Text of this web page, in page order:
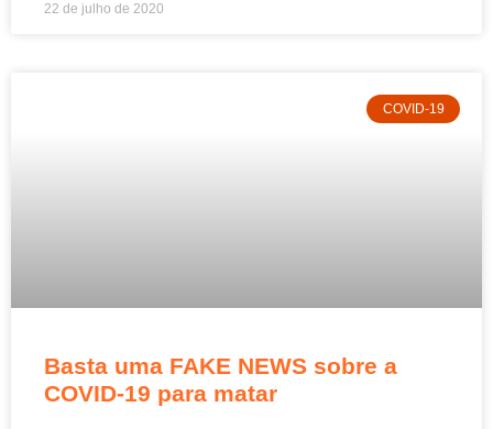
22 de julho de 2020
COVID-19
Basta uma FAKE NEWS sobre a
COVID-19 para matar